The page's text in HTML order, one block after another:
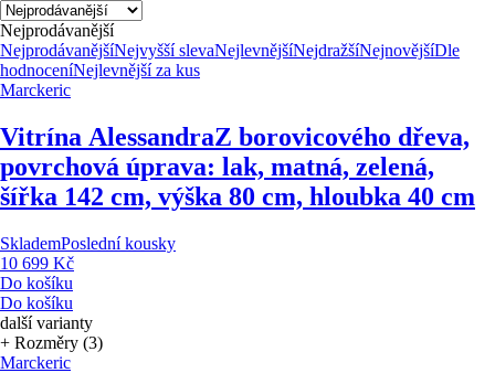
Nejprodávanější
NejprodávanějšíNejvyšší slevaNejlevnějšíNejdražšíNejnovějšíDle
hodnoceníNejlevnější za kus
Marckeric
Vitrína AlessandraZ borovicového dřeva,
povrchová úprava: lak, matná, zelená,
šířka 142 cm, výška 80 cm, hloubka 40 cm
SklademPoslední kousky
10 699 Kč
Do košíku
Do košíku
další varianty
+ Rozměry (3)
Marckeric